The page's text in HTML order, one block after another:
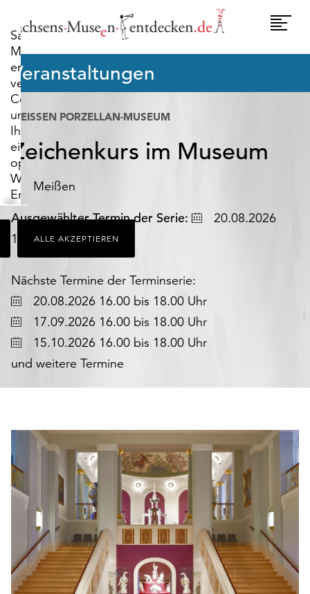
Sachsens-
Museen-
entdecken.de
verwendet
Cookies,
um
Ihnen
ein
optimales
Webseiten-
Erlebnis
zu
bieten.
Dazu
zählen
Cookies,
die
für
den
Betrieb
Seite
notwendig
Cookies),
sowie
solche,
die
lediglich
anonymen
Statistikzwecken
genutzt
werden.
ALLE AKZEPTIEREN
Veranstaltungen
MEISSEN PORZELLAN-MUSEUM
Zeichenkurs im Museum
Meißen
Ausgewählter Termin der Serie: Datum20.08.2026
16.00 bis 18.00 Uhr
Nächste Termine der Terminserie:
Datum20.08.2026 16.00 bis 18.00 Uhr
Datum17.09.2026 16.00 bis 18.00 Uhr
Datum15.10.2026 16.00 bis 18.00 Uhr
und weitere Termine